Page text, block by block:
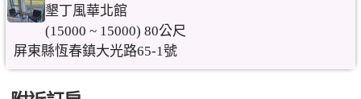
墾丁風華北館
(15000 ~ 15000) 80公尺
屏東縣恆春鎮大光路65-1號